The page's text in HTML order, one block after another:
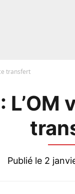
transfert
L’OM
Publié le 2